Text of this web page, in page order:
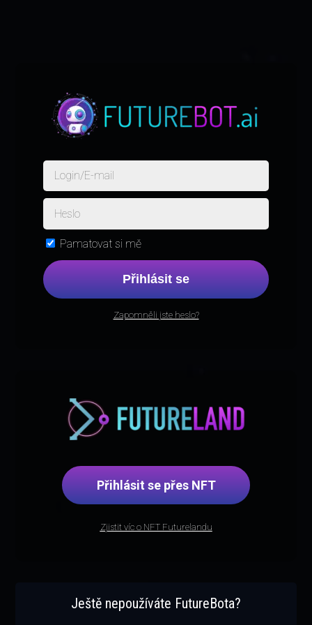
Pamatovat si mě
Přihlásit se
Zapomněli jste heslo?
Přihlásit se přes NFT
Zjistit víc o NFT Futurelandu
Ještě nepoužíváte FutureBota?